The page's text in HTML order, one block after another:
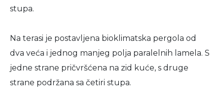
stupa.
Na terasi je postavljena bioklimatska pergola od
dva veća i jednog manjeg polja paralelnih lamela. S
jedne strane pričvršćena na zid kuće, s druge
strane podržana sa četiri stupa.